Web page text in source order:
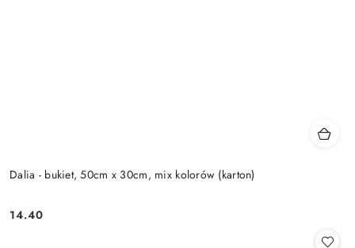
Dalia - bukiet, 50cm x 30cm, mix kolorów (karton)
Cena:
14.40